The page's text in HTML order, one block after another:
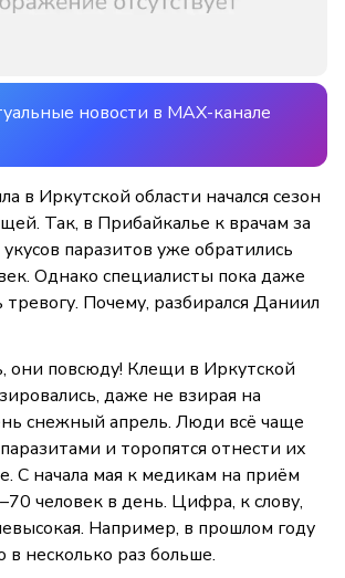
новости в MAX-канале
в Иркутской области начался сезон
Так, в Прибайкалье к врачам за
паразитов уже обратились
Однако специалисты пока даже
Почему, разбирался Даниил
они повсюду! Клещи в Иркутской
даже не взирая на
снежный апрель. Люди всё чаще
и торопятся отнести их
С начала мая к медикам на приём
человек в день. Цифра, к слову,
Например, в прошлом году
несколько раз больше.